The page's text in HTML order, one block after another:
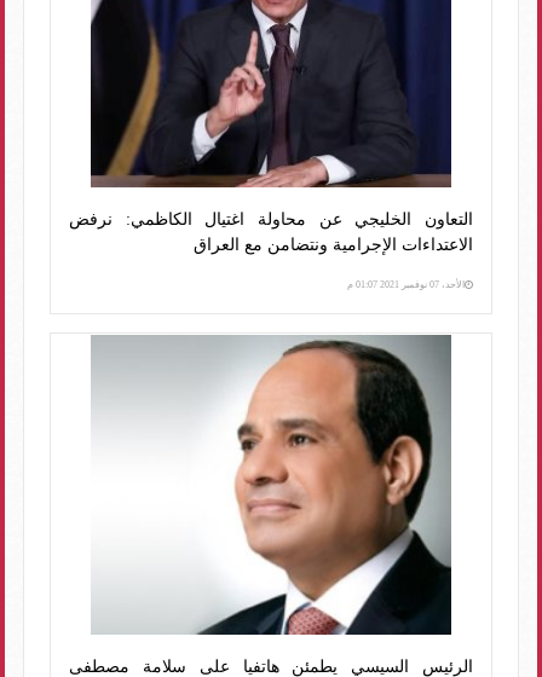
التعاون الخليجي عن محاولة اغتيال الكاظمي: نرفض
الاعتداءات الإجرامية ونتضامن مع العراق
الأحد، 07 نوفمبر 2021 01:07 م
الرئيس السيسي يطمئن هاتفيا على سلامة مصطفى